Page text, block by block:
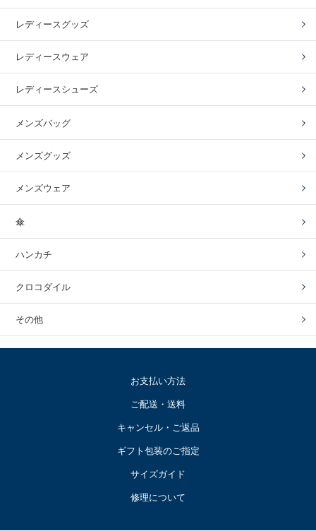
レディースグッズ
レディースウェア
レディースシューズ
メンズバッグ
メンズグッズ
メンズウェア
傘
ハンカチ
クロコダイル
その他
お支払い方法
ご配送・送料
キャンセル・ご返品
ギフト包装のご指定
サイズガイド
修理について